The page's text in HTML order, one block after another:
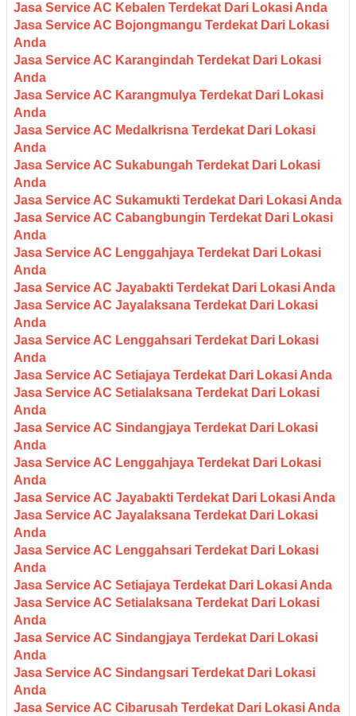
Jasa Service AC Kebalen Terdekat Dari Lokasi Anda
Jasa Service AC Bojongmangu Terdekat Dari Lokasi
Anda
Jasa Service AC Karangindah Terdekat Dari Lokasi
Anda
Jasa Service AC Karangmulya Terdekat Dari Lokasi
Anda
Jasa Service AC Medalkrisna Terdekat Dari Lokasi
Anda
Jasa Service AC Sukabungah Terdekat Dari Lokasi
Anda
Jasa Service AC Sukamukti Terdekat Dari Lokasi Anda
Jasa Service AC Cabangbungin Terdekat Dari Lokasi
Anda
Jasa Service AC Lenggahjaya Terdekat Dari Lokasi
Anda
Jasa Service AC Jayabakti Terdekat Dari Lokasi Anda
Jasa Service AC Jayalaksana Terdekat Dari Lokasi
Anda
Jasa Service AC Lenggahsari Terdekat Dari Lokasi
Anda
Jasa Service AC Setiajaya Terdekat Dari Lokasi Anda
Jasa Service AC Setialaksana Terdekat Dari Lokasi
Anda
Jasa Service AC Sindangjaya Terdekat Dari Lokasi
Anda
Jasa Service AC Lenggahjaya Terdekat Dari Lokasi
Anda
Jasa Service AC Jayabakti Terdekat Dari Lokasi Anda
Jasa Service AC Jayalaksana Terdekat Dari Lokasi
Anda
Jasa Service AC Lenggahsari Terdekat Dari Lokasi
Anda
Jasa Service AC Setiajaya Terdekat Dari Lokasi Anda
Jasa Service AC Setialaksana Terdekat Dari Lokasi
Anda
Jasa Service AC Sindangjaya Terdekat Dari Lokasi
Anda
Jasa Service AC Sindangsari Terdekat Dari Lokasi
Anda
Jasa Service AC Cibarusah Terdekat Dari Lokasi Anda